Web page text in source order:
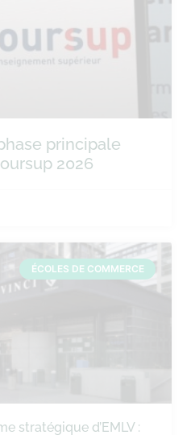
principale
2026
ÉCOLES DE COMMERCE
stratégique d’EMLV :